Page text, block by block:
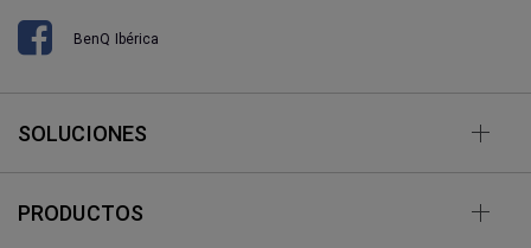
BenQ Ibérica
SOLUCIONES
PRODUCTOS